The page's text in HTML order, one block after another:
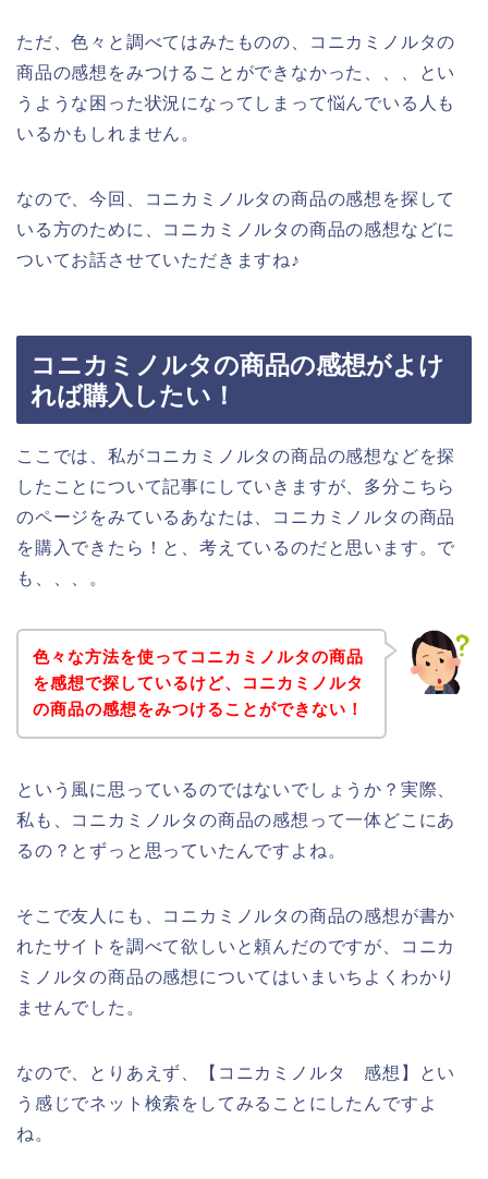
ただ、色々と調べてはみたものの、コニカミノルタの
商品の感想をみつけることができなかった、、、とい
うような困った状況になってしまって悩んでいる人も
いるかもしれません。
なので、今回、コニカミノルタの商品の感想を探して
いる方のために、コニカミノルタの商品の感想などに
ついてお話させていただきますね♪
コニカミノルタの商品の感想がよけ
れば購入したい！
ここでは、私がコニカミノルタの商品の感想などを探
したことについて記事にしていきますが、多分こちら
のページをみているあなたは、コニカミノルタの商品
を購入できたら！と、考えているのだと思います。で
も、、、。
色々な方法を使ってコニカミノルタの商品
を感想で探しているけど、コニカミノルタ
の商品の感想をみつけることができない！
という風に思っているのではないでしょうか？実際、
私も、コニカミノルタの商品の感想って一体どこにあ
るの？とずっと思っていたんですよね。
そこで友人にも、コニカミノルタの商品の感想が書か
れたサイトを調べて欲しいと頼んだのですが、コニカ
ミノルタの商品の感想についてはいまいちよくわかり
ませんでした。
なので、とりあえず、【コニカミノルタ 感想】とい
う感じでネット検索をしてみることにしたんですよ
ね。